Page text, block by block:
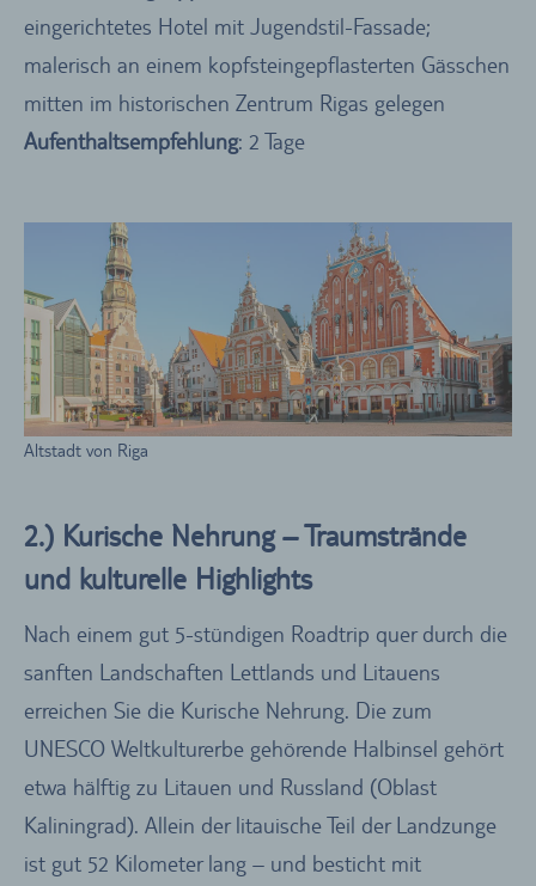
eingerichtetes Hotel mit Jugendstil-Fassade;
malerisch an einem kopfsteingepflasterten Gässchen
mitten im historischen Zentrum Rigas gelegen
Aufenthaltsempfehlung: 2 Tage
Altstadt von Riga
2.) Kurische Nehrung – Traumstrände
und kulturelle Highlights
Nach einem gut 5-stündigen Roadtrip quer durch die
sanften Landschaften Lettlands und Litauens
erreichen Sie die Kurische Nehrung. Die zum
UNESCO Weltkulturerbe gehörende Halbinsel gehört
etwa hälftig zu Litauen und Russland (Oblast
Kaliningrad). Allein der litauische Teil der Landzunge
ist gut 52 Kilometer lang – und besticht mit